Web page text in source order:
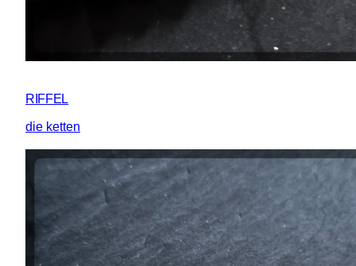
RIFFEL
die ketten